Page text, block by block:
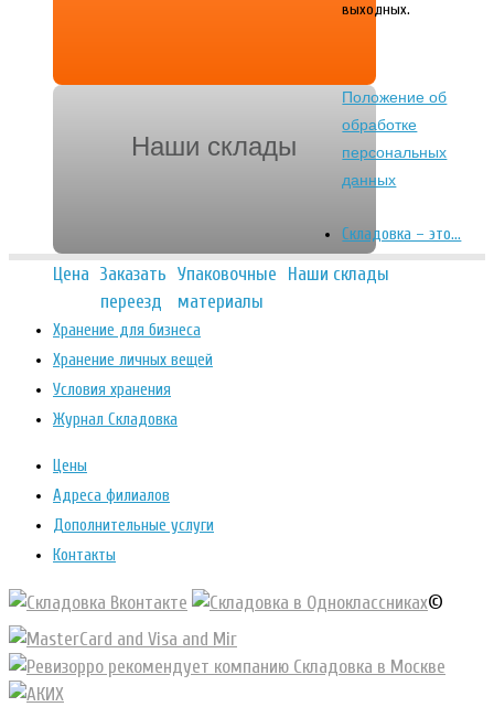
Наши склады
Цена Заказать
переезд
Упаковочные
материалы
Наши склады
выходных.
Положение об
обработке
персональных
данных
Складовка – это…
Хранение для бизнеса
Хранение личных вещей
Условия хранения
Журнал Складовка
Цены
Адреса филиалов
Дополнительные услуги
Контакты
©